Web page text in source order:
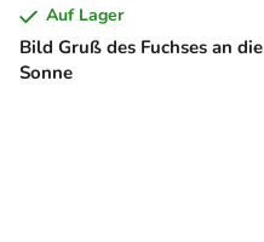
Bild Gruß des Fuchses an die
Sonne
Auf Lager